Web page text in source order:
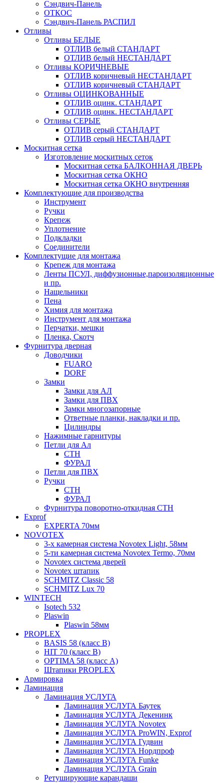
Сэндвич-Панель
ОТКОС
Сэндвич-Панель РАСПИЛ
Отливы
Отливы БЕЛЫЕ
ОТЛИВ белый СТАНДАРТ
ОТЛИВ белый НЕСТАНДАРТ
Отливы КОРИЧНЕВЫЕ
ОТЛИВ коричневый НЕСТАНДАРТ
ОТЛИВ коричневый СТАНДАРТ
Отливы ОЦИНКОВАННЫЕ
ОТЛИВ оцинк. СТАНДАРТ
ОТЛИВ оцинк. НЕСТАНДАРТ
Отливы СЕРЫЕ
ОТЛИВ серый СТАНДАРТ
ОТЛИВ серый НЕСТАНДАРТ
Москитная сетка
Изготовление москитных сеток
Москитная сетка БАЛКОННАЯ ДВЕРЬ
Москитная сетка ОКНО
Москитная сетка ОКНО внутренняя
Комплектующие для производства
Инструмент
Ручки
Крепеж
Уплотнение
Подкладки
Соединители
Комплектущие для монтажа
Крепеж для монтажа
Ленты ПСУЛ, диффузионные,пароизоляционные
и пр.
Нащельники
Пена
Химия для монтажа
Инструмент для монтажа
Перчатки, мешки
Пленка, Скотч
Фурнитура дверная
Доводчики
FUARO
DORF
Замки
Замки для АЛ
Замки для ПВХ
Замки многозапорные
Ответные планки, накладки и пр.
Цилиндры
Нажимные гарнитуры
Петли для Ал
СТН
ФУРАЛ
Петли для ПВХ
Ручки
СТН
ФУРАЛ
Фурнитура поворотно-откидная СТН
Exprof
EXPERTA 70мм
NOVOTEX
3-х камерная система Novotex Light, 58мм
5-ти камерная система Novotex Termo, 70мм
Novotex система дверей
Novotex штапик
SCHMITZ Classic 58
SCHMITZ Lux 70
WINTECH
Isotech 532
Plaswin
Plaswin 58мм
PROPLEX
BASIS 58 (класс В)
HIT 70 (класс В)
OPTIMA 58 (класс А)
Штапики PROPLEX
Армировка
Ламинация
Ламинация УСЛУГА
Ламинация УСЛУГА Баутек
Ламинация УСЛУГА Декенинк
Ламинация УСЛУГА Novotex
Ламинация УСЛУГА ProWIN, Exprof
Ламинация УСЛУГА Гудвин
Ламинация УСЛУГА Нордпроф
Ламинация УСЛУГА Funke
Ламинация УСЛУГА Grain
Ретуширующие карандаши